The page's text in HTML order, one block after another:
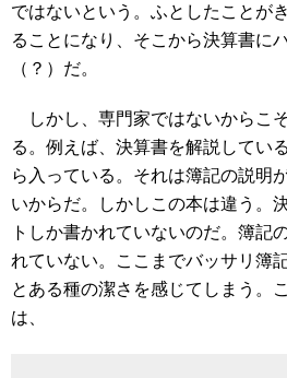
ではないという。ふとしたことが
ることになり、そこから決算書に
（？）だ。
しかし、専門家ではないからこ
る。例えば、決算書を解説してい
ら入っている。それは簿記の説明
いからだ。しかしこの本は違う。
トしか書かれていないのだ。簿記
れていない。ここまでバッサリ簿
とある種の潔さを感じてしまう。
は、